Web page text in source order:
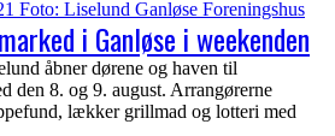
i Ganløse i weekenden
åbner dørene og haven til
den 8. og 9. august. Arrangørerne
lækker grillmad og lotteri med